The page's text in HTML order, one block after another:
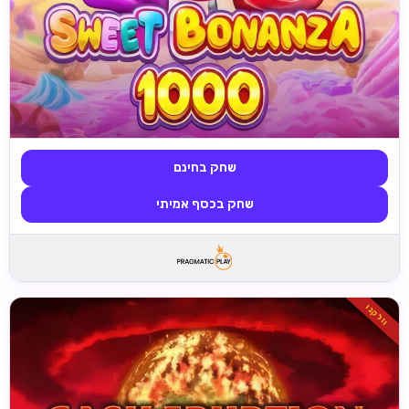
שחק בחינם
שחק בכסף אמיתי
וולקנו